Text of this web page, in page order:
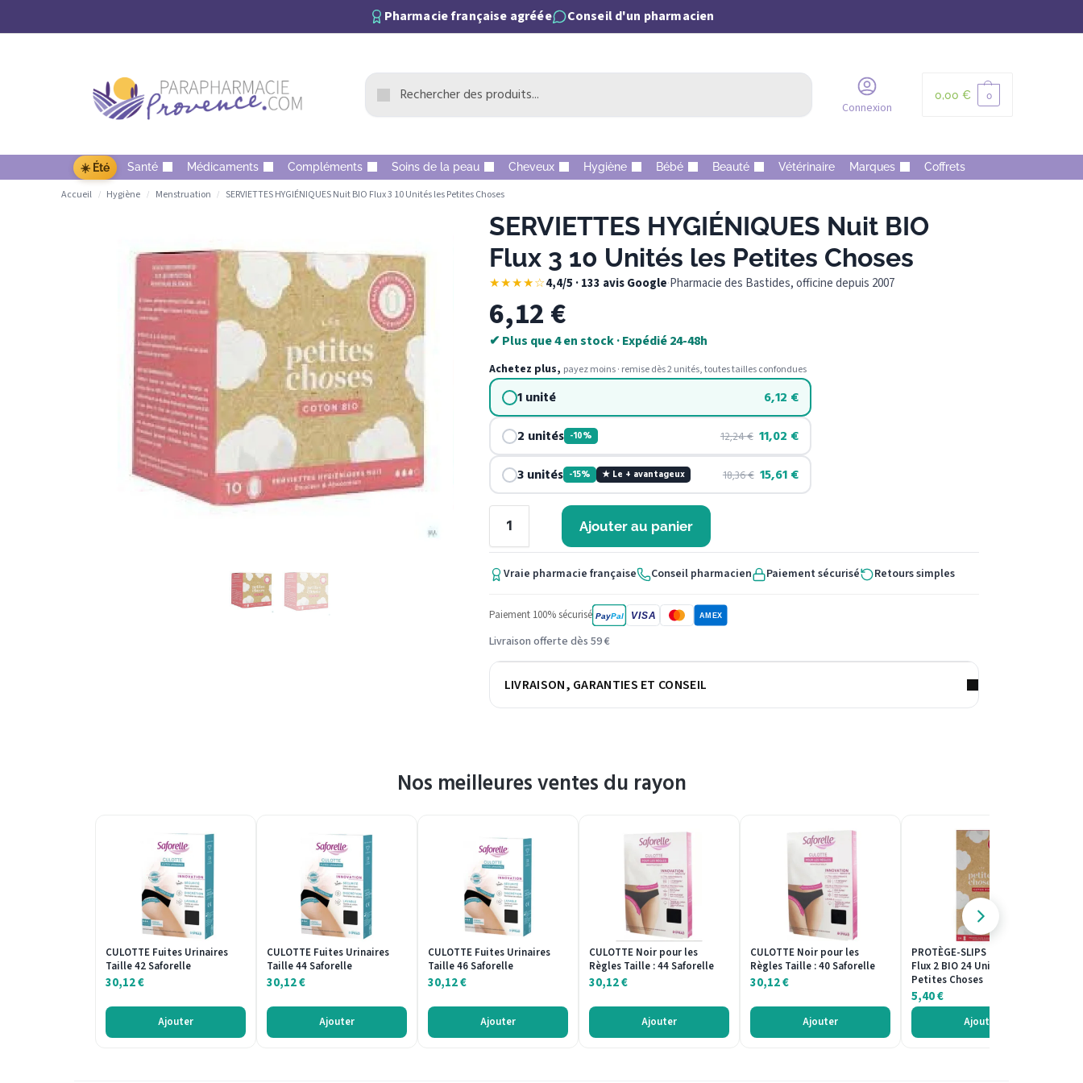
Pharmacie française agréée Conseil d'un pharmacien
Connexion
0,00 € 0
☀️ Été Santé Médicaments Compléments Soins de la peau Cheveux Hygiène Bébé Beauté Vétérinaire Marques Coffrets
Accueil / Hygiène / Menstruation / SERVIETTES HYGIÉNIQUES Nuit BIO Flux 3 10 Unités les Petites Choses
SERVIETTES HYGIÉNIQUES Nuit BIO
Flux 3 10 Unités les Petites Choses
★★★★☆4,4/5 · 133 avis Google·Pharmacie des Bastides, officine depuis 2007
6,12€
✔ Plus que 4 en stock · Expédié 24-48h
Achetez plus, payez moins · remise dès 2 unités, toutes tailles confondues
1 unité 6,12 €
2 unités -10% 12,24€ 11,02 €
3 unités -15% ★ Le + avantageux 18,36€ 15,61€
Ajouter au panier
Vraie pharmacie française Conseil pharmacien Paiement sécurisé Retours simples
Paiement 100% sécurisé PayPal VISA AMEX
Livraison offerte dès 59 €
LIVRAISON, GARANTIES ET CONSEIL
Nos meilleures ventes du rayon
CULOTTE Fuites Urinaires
Taille 42 Saforelle
30,12€
Ajouter
CULOTTE Fuites Urinaires
Taille 44 Saforelle
30,12€
Ajouter
CULOTTE Fuites Urinaires
Taille 46 Saforelle
30,12€
Ajouter
CULOTTE Noir pour les
Règles Taille : 44 Saforelle
30,12€
Ajouter
CULOTTE Noir pour les
Règles Taille : 40 Saforelle
30,12€
Ajouter
PROTÈGE-SLIPS Classique
Flux 2 BIO 24 Unités les
Petites Choses
5,40€
Ajouter